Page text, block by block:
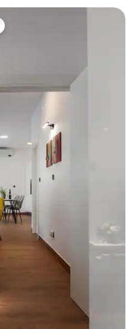
plus appréciés